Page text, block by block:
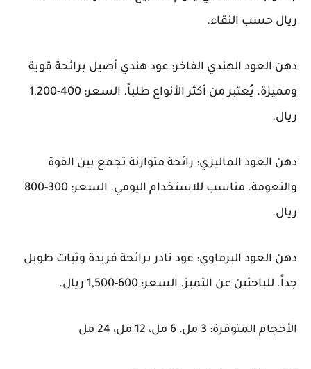
ريال حسب النقاء.
دهن العود الهندي الفاخر: عود هندي أصيل برائحة قوية
ومميزة. يُعتبر من أكثر الأنواع طلباً. السعر: 400-1,200
ريال.
دهن العود الماليزي: رائحة متوازنة تجمع بين القوة
والنعومة. مناسب للاستخدام اليومي. السعر: 300-800
ريال.
دهن العود البرماوي: عود نادر برائحة فريدة وثبات طويل
جداً. للباحثين عن التميز. السعر: 600-1,500 ريال.
الأحجام المتوفرة: 3 مل، 6 مل، 12 مل، 24 مل